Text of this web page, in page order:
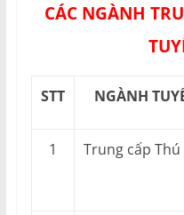
CÁC NGÀNH
STT NGÀNH
1 Trung cấp Thú